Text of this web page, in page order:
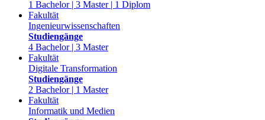
1 Bachelor | 3 Master | 1 Diplom
Fakultät
Ingenieurwissenschaften
Studiengänge
4 Bachelor | 3 Master
Fakultät
Digitale Transformation
Studiengänge
2 Bachelor | 1 Master
Fakultät
Informatik und Medien